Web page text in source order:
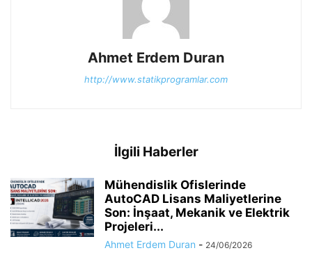
Ahmet Erdem Duran
http://www.statikprogramlar.com
İlgili Haberler
Mühendislik Ofislerinde
AutoCAD Lisans Maliyetlerine
Son: İnşaat, Mekanik ve Elektrik
Projeleri...
Ahmet Erdem Duran - 24/06/2026